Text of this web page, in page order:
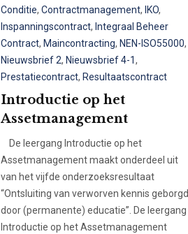
Conditie, Contractmanagement, IKO,
Inspanningscontract, Integraal Beheer
Contract, Maincontracting, NEN-ISO55000,
Nieuwsbrief 2, Nieuwsbrief 4-1,
Prestatiecontract, Resultaatscontract
Introductie op het
Assetmanagement
De leergang Introductie op het
Assetmanagement maakt onderdeel uit
van het vijfde onderzoeksresultaat
“Ontsluiting van verworven kennis geborgd
door (permanente) educatie”. De leergang
Introductie op het Assetmanagement